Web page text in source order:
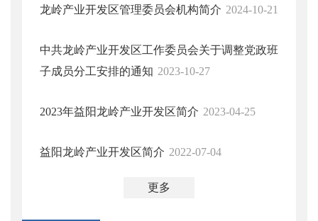
龙岭产业开发区管理委员会机构简介 2024-10-21
中共龙岭产业开发区工作委员会关于调整党政班
子成员分工安排的通知 2023-10-27
2023年益阳龙岭产业开发区简介 2023-04-25
益阳龙岭产业开发区简介 2022-07-04
更多